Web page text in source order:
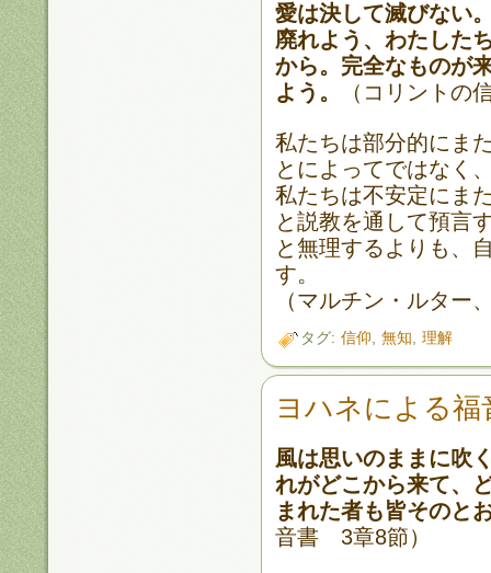
愛は決して滅びない
廃れよう、わたした
から。完全なものが
よう。
（コリント
私たちは部分的にま
とによってではなく
私たちは不安定にま
と説教を通して預言
と無理するよりも、
す。
（マルチン・ルター
タグ: 信仰, 無知, 理解
ヨハネによる
風は思いのままに吹
れがどこから来て、
まれた者も皆そのと
音書 3章8節）